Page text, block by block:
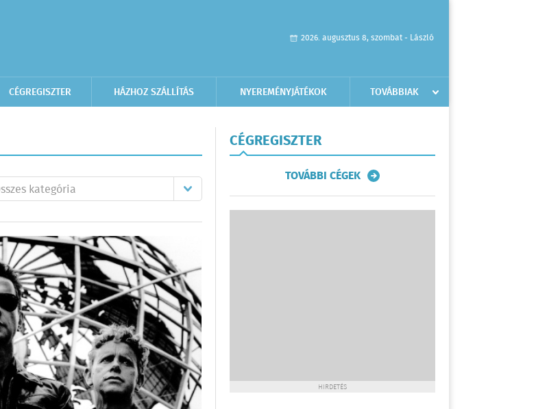
2026. augusztus 8, szombat - László
CÉGREGISZTER HÁZHOZ SZÁLLÍTÁS NYEREMÉNYJÁTÉKOK TOVÁBBIAK
CÉGREGISZTER
TOVÁBBI CÉGEK
HIRDETÉS